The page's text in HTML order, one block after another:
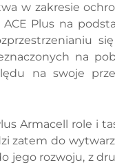
w zakresie
ACE Plus na
na
na swoje
Armacell role i
zatem do
jego rozwoju, z